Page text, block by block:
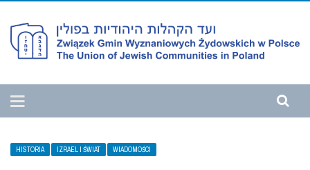
HISTORIA IZRAEL I ŚWIAT WIADOMOŚCI